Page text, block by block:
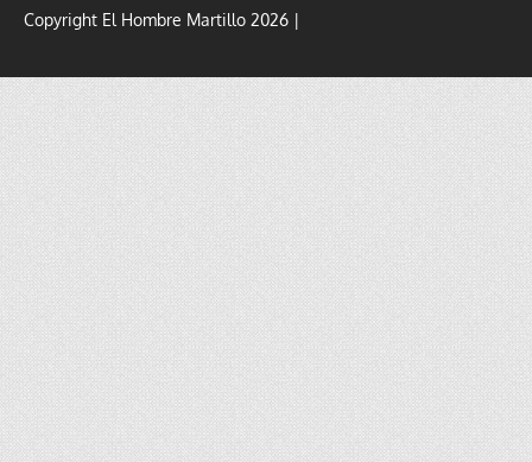
Copyright El Hombre Martillo 2026 |